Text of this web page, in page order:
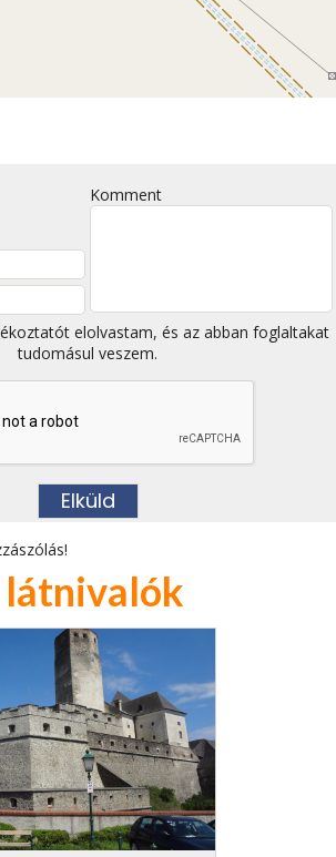
Komment
elolvastam, és az abban foglaltakat
tudomásul veszem.
látnivalók